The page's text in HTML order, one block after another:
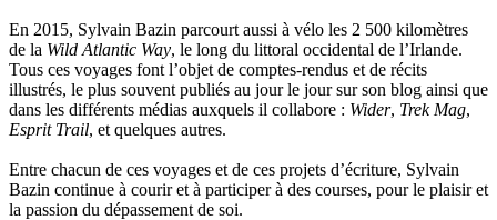
Lefèvre David
Lelièvre Olivier
Lemire Olivier
Lemonnier Philippe
Lobo Éric
Lodoidamba Chadraabalyn
Loquet Denis
Lutz Philippe
Luzzatto-Béjanin Béatrice
En 2015, Sylvain Bazin parcourt aussi à vélo les 2 500 kilomètres
de la Wild Atlantic Way, le long du littoral occidental de l’Irlande.
Tous ces voyages font l’objet de comptes-rendus et de récits
illustrés, le plus souvent publiés au jour le jour sur son blog ainsi que
dans les différents médias auxquels il collabore : Wider, Trek Mag,
Esprit Trail, et quelques autres.
Entre chacun de ces voyages et de ces projets d’écriture, Sylvain
Bazin continue à courir et à participer à des courses, pour le plaisir et
la passion du dépassement de soi.